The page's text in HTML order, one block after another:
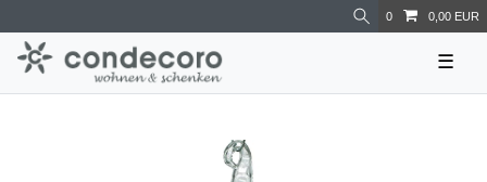
0 0,00 EUR
☰